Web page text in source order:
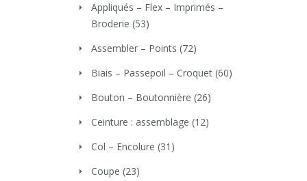
Appliqués – Flex – Imprimés –
Broderie (53)
Assembler – Points (72)
Biais – Passepoil – Croquet (60)
Bouton – Boutonnière (26)
Ceinture : assemblage (12)
Col – Encolure (31)
Coupe (23)